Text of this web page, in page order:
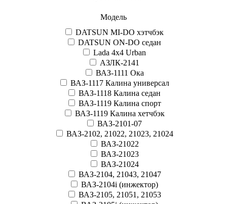
Модель
DATSUN MI-DO хэтчбэк
DATSUN ON-DO седан
Lada 4x4 Urban
АЗЛК-2141
ВАЗ-1111 Ока
ВАЗ-1117 Калина универсал
ВАЗ-1118 Калина седан
ВАЗ-1119 Калина спорт
ВАЗ-1119 Калина хетчбэк
ВАЗ-2101-07
ВАЗ-2102, 21022, 21023, 21024
ВАЗ-21022
ВАЗ-21023
ВАЗ-21024
ВАЗ-2104, 21043, 21047
ВАЗ-2104i (инжектор)
ВАЗ-2105, 21051, 21053